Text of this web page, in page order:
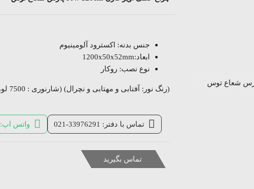
جنس بدنه: اکسترود آلومینیوم
ابعاد:1200x50x52mm
نوع نصب: روکار
(رنگ نور: آفتابی و مهتابی و نچرال) (شارنوری : 7500 لومن) (گارانتی : 24 ماه)
تماس با دفتر: 33976291-021 واتس اپ: 2906860-0930
تماس بگیرید